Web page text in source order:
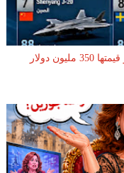
“سباق التسلّح الجوي يشتعل.. مقاتلات تتجاوز قيمتها 350 مليون دولار